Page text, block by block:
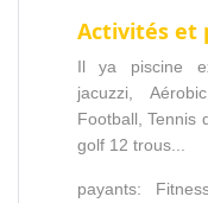
Activités et
Il ya piscine
jacuzzi,
Football, Tennis
golf 12 trous...
payants: